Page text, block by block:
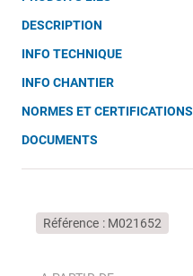
DESCRIPTION
INFO TECHNIQUE
INFO CHANTIER
NORMES ET CERTIFICATIONS
DOCUMENTS
Référence M021652